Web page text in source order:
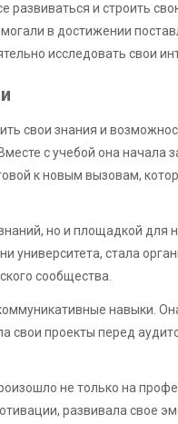
и строить
в достижении
исследовать свои
свои знания и
с учебой она начала
к новым вызовам,
но и площадкой для
университета, стала
сообщества.
навыки.
свои проекты перед
не только на
развивала свое